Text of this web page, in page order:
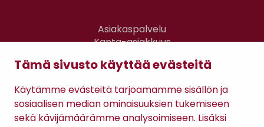
Tämä sivusto käyttää evästeitä
Käytämme evästeitä tarjoamamme sisällön ja
sosiaalisen median ominaisuuksien tukemiseen
sekä kävijämäärämme analysoimiseen. Lisäksi
Asiakaspalvelu
Kanta-asiakkuus
Gomee Ratsula Café
Sopimusehdot
Tietosuojaseloste
Maksutavat